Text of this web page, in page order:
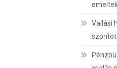
Vallási